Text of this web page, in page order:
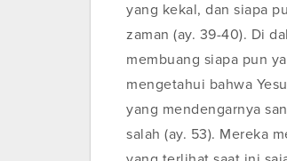
yang kekal, dan siapa
zaman (ay. 39-40). Di
membuang siapa pun
mengetahui bahwa
yang mendengarnya
salah (ay. 53). Mereka